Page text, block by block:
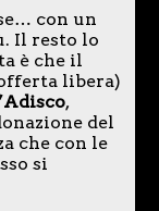
con un
Il resto lo
è che il
libera)
,
del
che con le
si